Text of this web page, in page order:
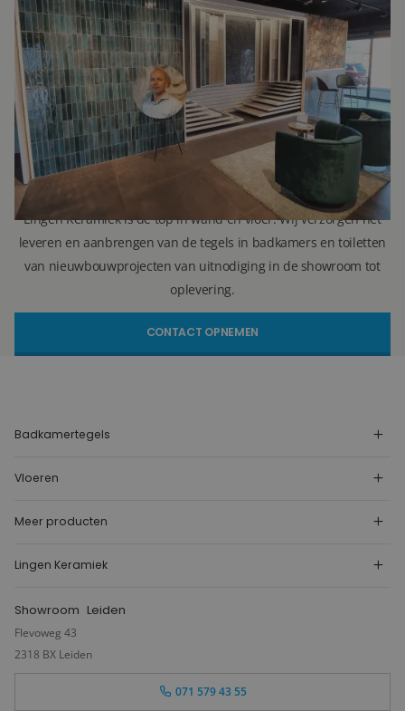
Ron Vellekoop
Directeur
071 579 43 55
(Leiden)
010 202 15 15
(Capelle aan den IJssel)
r.vellekoop@lingenkeramiek.nl
Lingen Keramiek is de top in wand en vloer. Wij verzorgen het
leveren en aanbrengen van de tegels in badkamers en toiletten
van nieuwbouwprojecten van uitnodiging in de showroom tot
oplevering.
CONTACT OPNEMEN
Badkamertegels
Vloeren
Meer producten
Lingen Keramiek
Showroom Leiden
Flevoweg 43
2318 BX Leiden
071 579 43 55